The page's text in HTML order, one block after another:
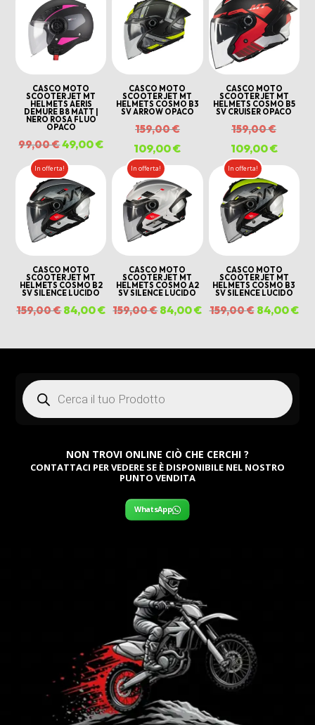
179,00 €. 89,00 €.
era:
199,00 €.
attuale
è:
139,00 €.
era:
179,00 €.
CASCO MOTO
SCOOTER JET MT
HELMETS AERIS
DEMURE B8 MATT |
NERO ROSA FLUO
OPACO
99,00€Il
prezzo
originale
era:
99,00 €.
49,00€Il
prezzo
attuale
49,00 €.
CASCO MOTO
SCOOTER JET MT
HELMETS COSMO B3
SV ARROW OPACO
159,00€Il
prezzo
originale
era:
159,00 €.
109,00€Il
prezzo
attuale
è:
109,00 €.
CASCO MOTO
SCOOTER JET MT
HELMETS COSMO B5
SV CRUISER OPACO
159,00€Il
prezzo
era:
159,00
109,00€Il
prezzo
attuale
è:
In offerta!
CASCO MOTO
SCOOTER JET MT
HELMETS COSMO B2
SV SILENCE LUCIDO
159,00€Il
originale
84,00€Il
attuale
In offerta!
CASCO MOTO
SCOOTER JET MT
HELMETS COSMO A2
SV SILENCE LUCIDO
159,00€Il
originale
84,00€Il
attuale
In offerta!
CASCO MOTO
SCOOTER JET MT
HELMETS COSMO B3
SV SILENCE LUCIDO
159,00€ Il
originale
159,00 €.
84,00€Il
Products
search
NON TROVI ONLINE CIÒ CHE CERCHI ?
CONTATTACI PER VEDERE SE È DISPONIBILE NEL NOSTRO
PUNTO VENDITA
WhatsApp